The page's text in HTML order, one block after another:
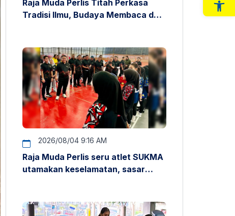
Raja Muda Perlis Titah Perkasa
Tradisi Ilmu, Budaya Membaca dan
2026/08/04 9:16 AM
Raja Muda Perlis seru atlet SUKMA
utamakan keselamatan, sasar